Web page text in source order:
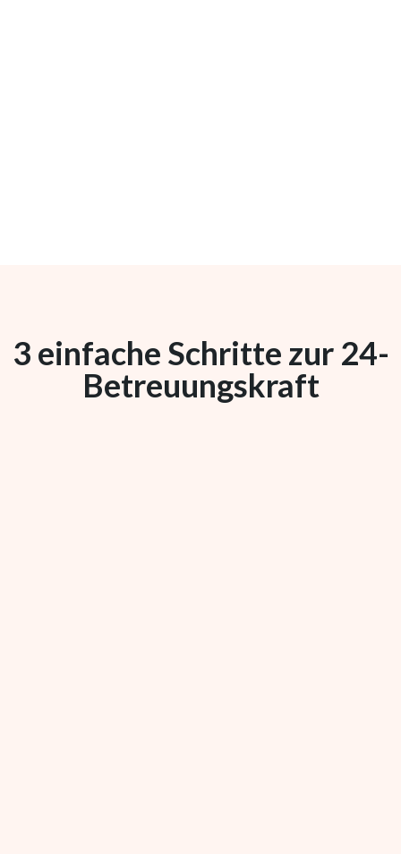
3 einfache Schritte zur 24-
Betreuungskraft